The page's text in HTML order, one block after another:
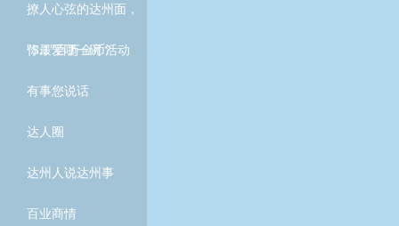
撩人心弦的达州面，
你最爱哪一碗？
"5.1"百万金币活动
有事您说话
达人圈
达州人说达州事
百业商情